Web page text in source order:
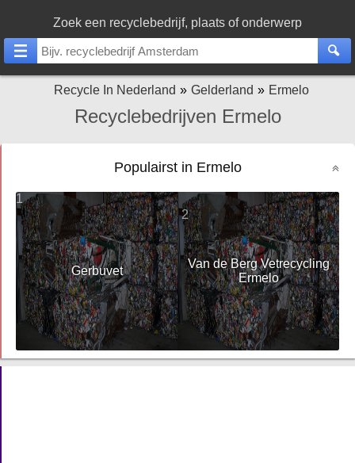
Zoek een recyclebedrijf, plaats of onderwerp
Recycle In Nederland Gelderland Ermelo
Recyclebedrijven Ermelo
Populairst in Ermelo
1
Gerbuvet
2
Van de Berg Vetrecycling
Ermelo